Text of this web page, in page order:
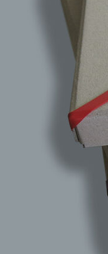
digital